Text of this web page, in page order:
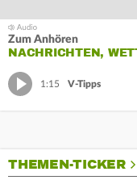
Zum Anhören
NACHRICHTEN,
1:15 V-Tipps
THEMEN-TICKER